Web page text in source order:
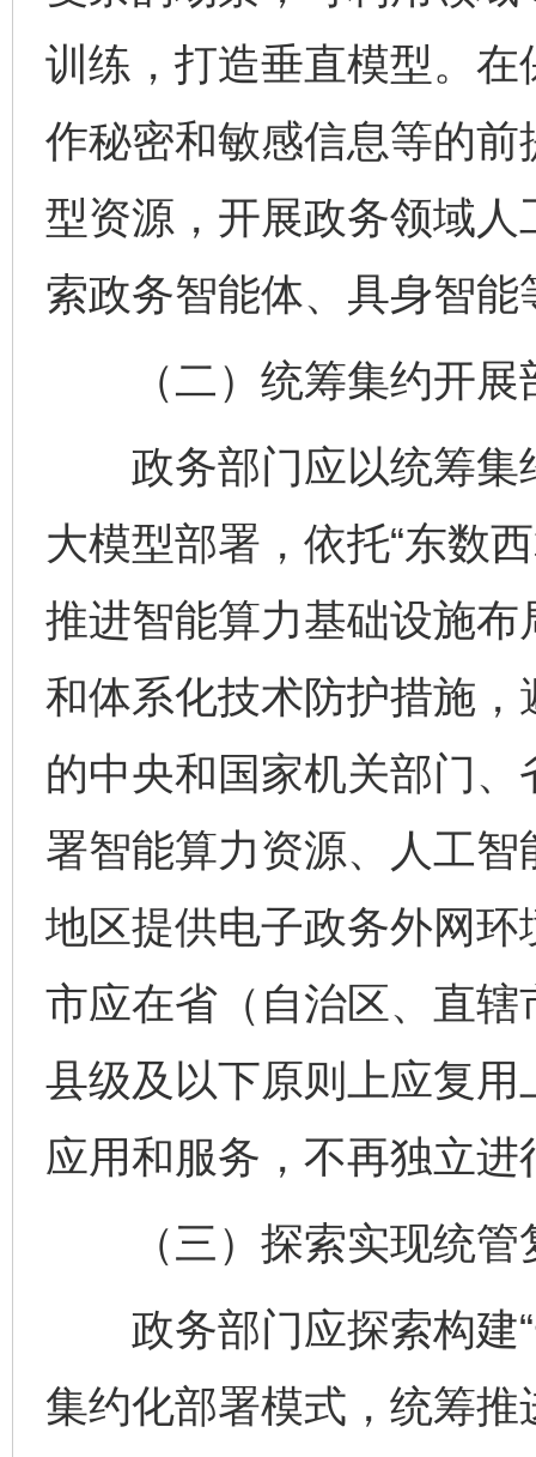
训练，打造垂直模型。
作秘密和敏感信息等的
型资源，开展政务领域
索政务智能体、具身智能
（二）统筹集约开展
政务部门应以统筹集
大模型部署，依托“东数
推进智能算力基础设施
和体系化技术防护措施，
的中央和国家机关部门
署智能算力资源、人工
地区提供电子政务外网
市应在省（自治区、直
县级及以下原则上应复
应用和服务，不再独立
（三）探索实现统管
政务部门应探索构建“
集约化部署模式，统筹